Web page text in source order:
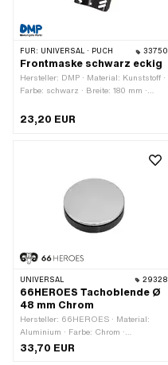
FÜR: UNIVERSAL · PUCH 33750
Frontmaske schwarz eckig
Hersteller: DMP · Material: Kunststoff ·
Farbe: schwarz · Breite: 180 mm ·
23,20 EUR
UNIVERSAL 29328
66HEROES Tachoblende Ø
48 mm Chrom
Hersteller: 66HEROES · Material:
Aluminium · Farbe: Chrom ·
Oberfläche: verchromt · Ø
Befestigungsloch: 48 mm
33,70 EUR